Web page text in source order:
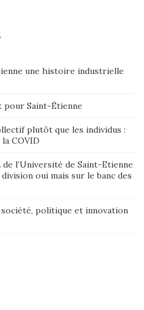
une histoire industrielle
pour Saint-Étienne
plutôt que les individus :
COVID
l’Université de Saint-Etienne
oui mais sur le banc des
société, politique et innovation